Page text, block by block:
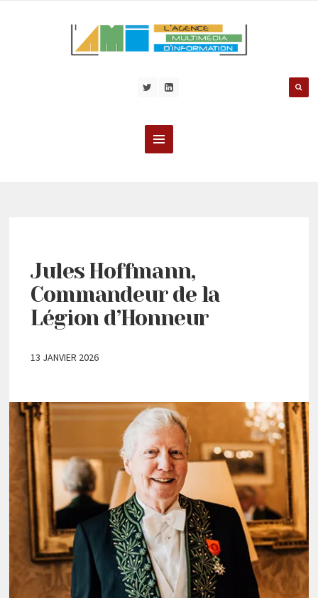
Jules Hoffmann,
Commandeur de la
Légion d’Honneur
13 JANVIER 2026